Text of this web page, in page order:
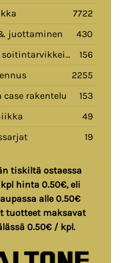
7722
juottaminen
430
156
2255
rakentelu
153
49
19
tiskiltä ostaessa
hinta 0.50€, eli
alle 0.50€
tuotteet maksavat
0.50€ / kpl.